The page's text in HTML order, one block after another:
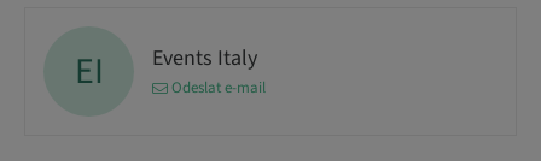
EI Events Italy
Odeslat e-mail